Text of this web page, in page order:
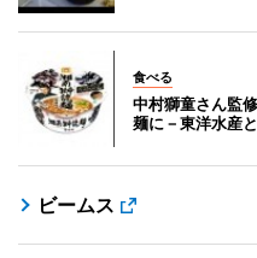
食べる
中村獅童さん監
麺に－東洋水産
ビームス